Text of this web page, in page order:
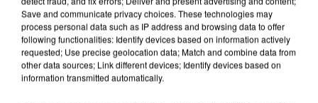
Save and communicate privacy choices. These technologies may
process personal data such as IP address and browsing data to offer
following functionalities: Identify devices based on information actively
requested; Use precise geolocation data; Match and combine data from
other data sources; Link different devices; Identify devices based on
information transmitted automatically.